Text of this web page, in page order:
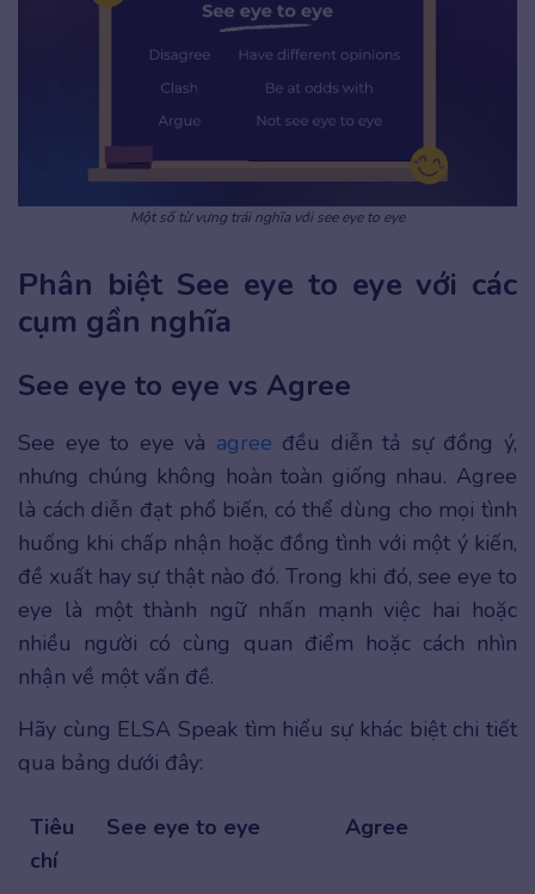
Một số từ vựng trái nghĩa với see eye to eye
Phân biệt See eye to eye với các
cụm gần nghĩa
See eye to eye vs Agree
See eye to eye và agree đều diễn tả sự đồng ý,
nhưng chúng không hoàn toàn giống nhau. Agree
là cách diễn đạt phổ biến, có thể dùng cho mọi tình
huống khi chấp nhận hoặc đồng tình với một ý kiến,
đề xuất hay sự thật nào đó. Trong khi đó, see eye to
eye là một thành ngữ nhấn mạnh việc hai hoặc
nhiều người có cùng quan điểm hoặc cách nhìn
nhận về một vấn đề.
Hãy cùng ELSA Speak tìm hiểu sự khác biệt chi tiết
qua bảng dưới đây:
Tiêu
chí
See eye to eye Agree